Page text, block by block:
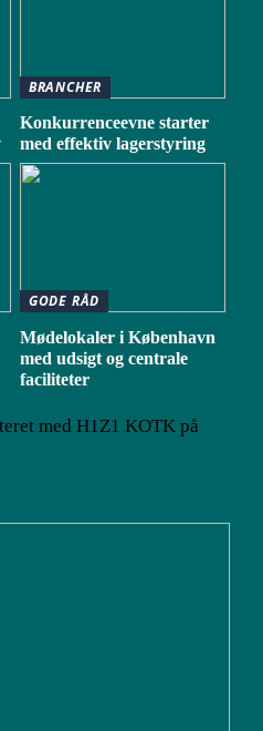
BRANCHER
Konkurrenceevne starter
med effektiv lagerstyring
GODE RÅD
Mødelokaler i København
med udsigt og centrale
faciliteter
med H1Z1 KOTK på